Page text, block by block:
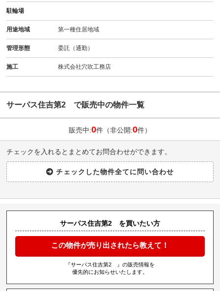
駐輪場
用途地域 第一種住居地域
管理形態 委託（通勤）
施工 株式会社穴吹工務店
サーパス住吉第2 で販売中の物件一覧
販売中:0件（非公開:0件）
チェックを入れるとまとめてお問合わせができます。
サーパス住吉第2 を買いたい方
この物件が売り出されたら教えて！
『サーパス住吉第2 』の販売情報を
優先的にお知らせいたします。